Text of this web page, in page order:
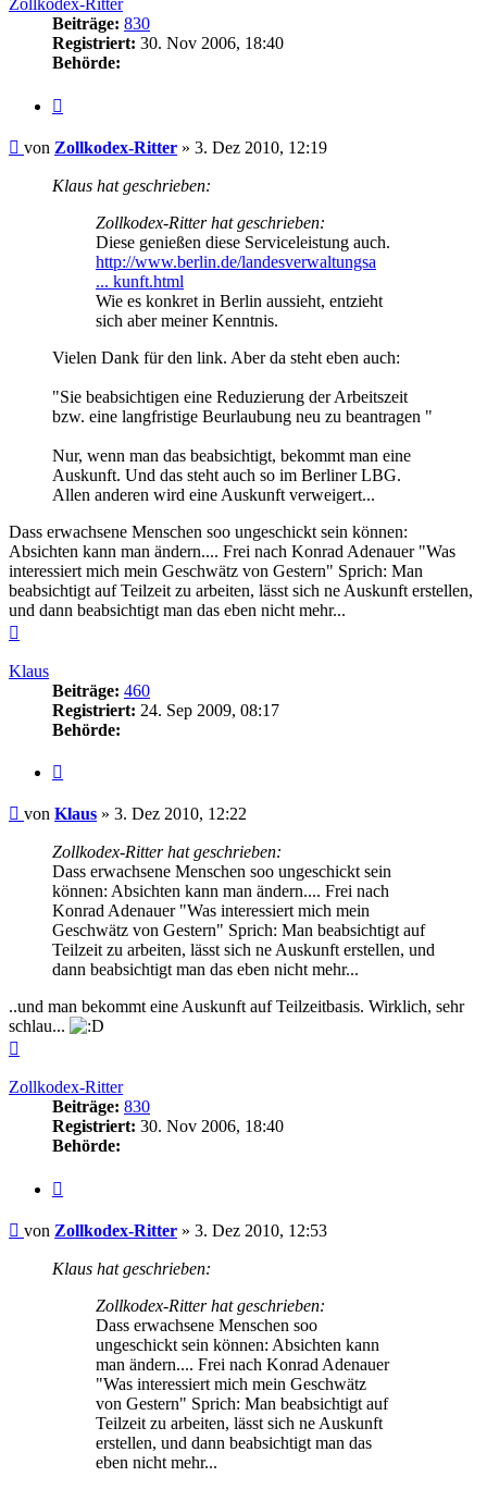
Zollkodex-Ritter
Beiträge: 830
Registriert: 30. Nov 2006, 18:40
Behörde:
Beitrag
von Zollkodex-Ritter » 3. Dez 2010, 12:19
Klaus hat geschrieben:
Zollkodex-Ritter hat geschrieben:
Diese genießen diese Serviceleistung auch.
http://www.berlin.de/landesverwaltungsa
... kunft.html
Wie es konkret in Berlin aussieht, entzieht
sich aber meiner Kenntnis.
Vielen Dank für den link. Aber da steht eben auch:
"Sie beabsichtigen eine Reduzierung der Arbeitszeit
bzw. eine langfristige Beurlaubung neu zu beantragen "
Nur, wenn man das beabsichtigt, bekommt man eine
Auskunft. Und das steht auch so im Berliner LBG.
Allen anderen wird eine Auskunft verweigert...
Dass erwachsene Menschen soo ungeschickt sein können:
Absichten kann man ändern.... Frei nach Konrad Adenauer "Was
interessiert mich mein Geschwätz von Gestern" Sprich: Man
beabsichtigt auf Teilzeit zu arbeiten, lässt sich ne Auskunft erstellen,
und dann beabsichtigt man das eben nicht mehr...
Klaus
Beiträge: 460
Registriert: 24. Sep 2009, 08:17
Behörde:
Beitrag
von Klaus » 3. Dez 2010, 12:22
Zollkodex-Ritter hat geschrieben:
Dass erwachsene Menschen soo ungeschickt sein
können: Absichten kann man ändern.... Frei nach
Konrad Adenauer "Was interessiert mich mein
Geschwätz von Gestern" Sprich: Man beabsichtigt auf
Teilzeit zu arbeiten, lässt sich ne Auskunft erstellen, und
dann beabsichtigt man das eben nicht mehr...
..und man bekommt eine Auskunft auf Teilzeitbasis. Wirklich, sehr
schlau...
Zollkodex-Ritter
Beiträge: 830
Registriert: 30. Nov 2006, 18:40
Behörde:
Beitrag
von Zollkodex-Ritter » 3. Dez 2010, 12:53
Klaus hat geschrieben:
Zollkodex-Ritter hat geschrieben:
Dass erwachsene Menschen soo
ungeschickt sein können: Absichten kann
man ändern.... Frei nach Konrad Adenauer
"Was interessiert mich mein Geschwätz
von Gestern" Sprich: Man beabsichtigt auf
Teilzeit zu arbeiten, lässt sich ne Auskunft
erstellen, und dann beabsichtigt man das
eben nicht mehr...